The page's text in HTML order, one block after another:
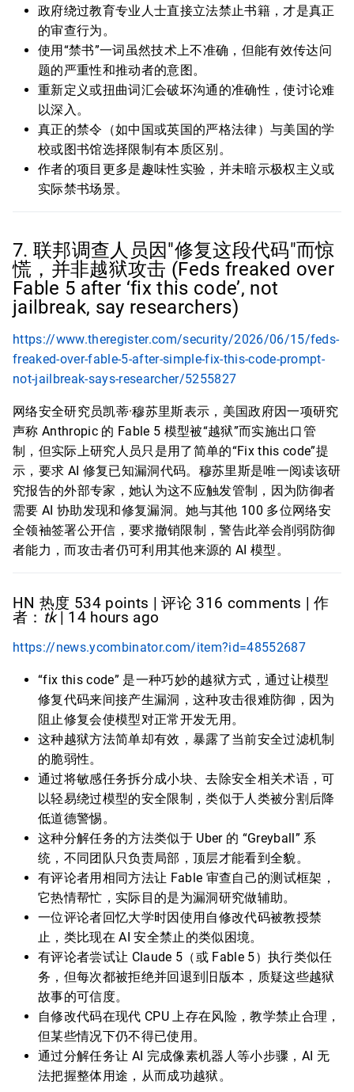
政府绕过教育专业人士直接立法禁止书籍，才是真正
的审查行为。
使用“禁书”一词虽然技术上不准确，但能有效传达问
题的严重性和推动者的意图。
重新定义或扭曲词汇会破坏沟通的准确性，使讨论难
以深入。
真正的禁令（如中国或英国的严格法律）与美国的学
校或图书馆选择限制有本质区别。
作者的项目更多是趣味性实验，并未暗示极权主义或
实际禁书场景。
7. 联邦调查人员因"修复这段代码"而惊
慌，并非越狱攻击 (Feds freaked over
Fable 5 after ‘fix this code’, not
jailbreak, say researchers)
https://www.theregister.com/security/2026/06/15/feds-
freaked-over-fable-5-after-simple-fix-this-code-prompt-
not-jailbreak-says-researcher/5255827
网络安全研究员凯蒂·穆苏里斯表示，美国政府因一项研究
声称 Anthropic 的 Fable 5 模型被“越狱”而实施出口管
制，但实际上研究人员只是用了简单的“Fix this code”提
示，要求 AI 修复已知漏洞代码。穆苏里斯是唯一阅读该研
究报告的外部专家，她认为这不应触发管制，因为防御者
需要 AI 协助发现和修复漏洞。她与其他 100 多位网络安
全领袖签署公开信，要求撤销限制，警告此举会削弱防御
者能力，而攻击者仍可利用其他来源的 AI 模型。
HN 热度 534 points | 评论 316 comments | 作
者： tk| 14 hours ago
https://news.ycombinator.com/item?id=48552687
“fix this code” 是一种巧妙的越狱方式，通过让模型
修复代码来间接产生漏洞，这种攻击很难防御，因为
阻止修复会使模型对正常开发无用。
这种越狱方法简单却有效，暴露了当前安全过滤机制
的脆弱性。
通过将敏感任务拆分成小块、去除安全相关术语，可
以轻易绕过模型的安全限制，类似于人类被分割后降
低道德警惕。
这种分解任务的方法类似于 Uber 的 “Greyball” 系
统，不同团队只负责局部，顶层才能看到全貌。
有评论者用相同方法让 Fable 审查自己的测试框架，
它热情帮忙，实际目的是为漏洞研究做辅助。
一位评论者回忆大学时因使用自修改代码被教授禁
止，类比现在 AI 安全禁止的类似困境。
有评论者尝试让 Claude 5（或 Fable 5）执行类似任
务，但每次都被拒绝并回退到旧版本，质疑这些越狱
故事的可信度。
自修改代码在现代 CPU 上存在风险，教学禁止合理，
但某些情况下仍不得已使用。
通过分解任务让 AI 完成像素机器人等小步骤，AI 无
法把握整体用途，从而成功越狱。